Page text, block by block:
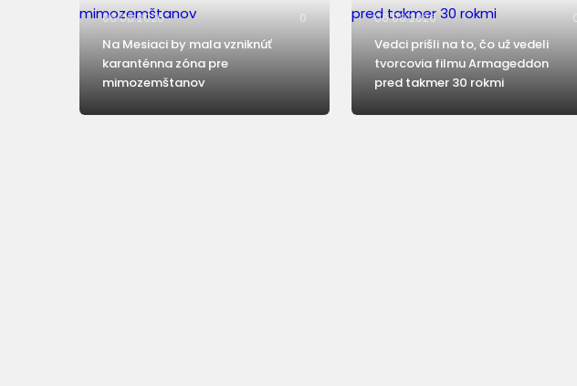
06.08.2026 0
Na Mesiaci by mala vzniknúť
karanténna zóna pre
mimozemštanov
06.08.2026
Vedci prišli na to, čo už vedeli
tvorcovia filmu Armageddon
pred takmer 30 rokmi